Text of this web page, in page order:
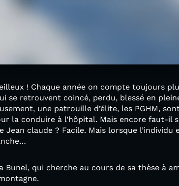
! Chaque année on compte toujours
se retrouvent coincé, perdu, blessé en
une patrouille d’élite, les PGHM,
la conduire à l’hôpital. Mais encore faut-il
claude ? Facile. Mais lorsque l’individu
Bunel, qui cherche au cours de sa thèse à